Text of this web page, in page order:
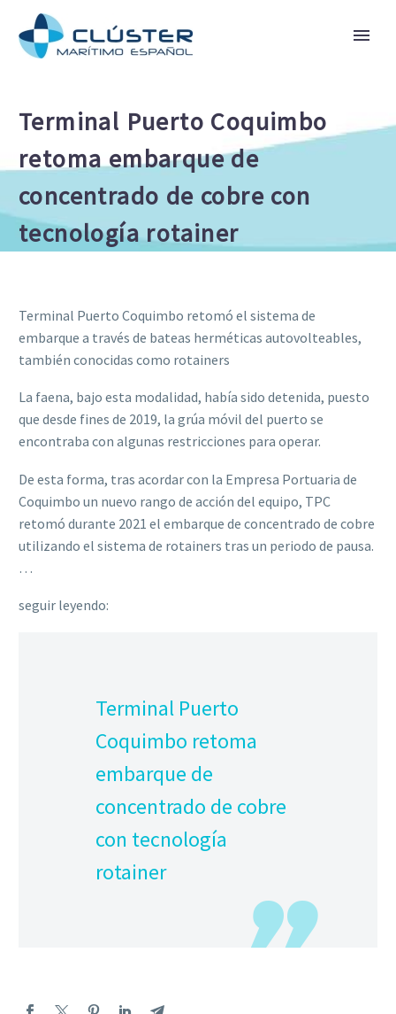
Terminal Puerto Coquimbo
retoma embarque de
concentrado de cobre con
tecnología rotainer
Terminal Puerto Coquimbo retomó el sistema de
embarque a través de bateas herméticas autovolteables,
también conocidas como rotainers
La faena, bajo esta modalidad, había sido detenida, puesto
que desde fines de 2019, la grúa móvil del puerto se
encontraba con algunas restricciones para operar.
De esta forma, tras acordar con la Empresa Portuaria de
Coquimbo un nuevo rango de acción del equipo, TPC
retomó durante 2021 el embarque de concentrado de cobre
utilizando el sistema de rotainers tras un periodo de pausa.
…
seguir leyendo:
Terminal Puerto
Coquimbo retoma
embarque de
concentrado de cobre
con tecnología
rotainer